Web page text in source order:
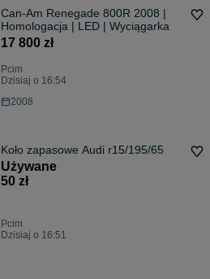
Can-Am Renegade 800R 2008 |
Homologacja | LED | Wyciągarka
17 800 zł
Pcim
Dzisiaj o 16:54
2008
Koło zapasowe Audi r15/195/65
Używane
50 zł
Pcim
Dzisiaj o 16:51